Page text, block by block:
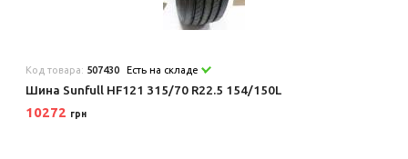
Код товара: 507430 Есть на складе
Шина Sunfull HF121 315/70 R22.5 154/150L
10272 грн